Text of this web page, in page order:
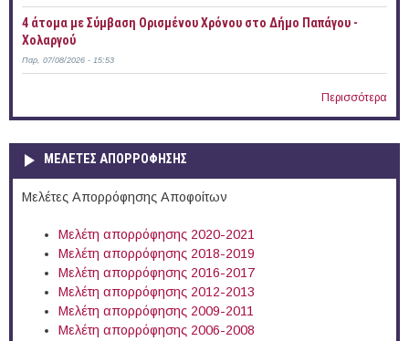
4 άτομα με Σύμβαση Ορισμένου Χρόνου στο Δήμο Παπάγου -
Χολαργού
Παρ, 07/08/2026 - 15:53
Περισσότερα
ΜΕΛΕΤΕΣ ΑΠΟΡΡΟΦΗΣΗΣ
Μελέτες Απορρόφησης Αποφοίτων
Μελέτη απορρόφησης 2020-2021
Μελέτη απορρόφησης 2018-2019
Μελέτη απορρόφησης 2016-2017
Μελέτη απορρόφησης 2012-2013
Μελέτη απορρόφησης 2009-2011
Μελέτη απορρόφησης 2006-2008